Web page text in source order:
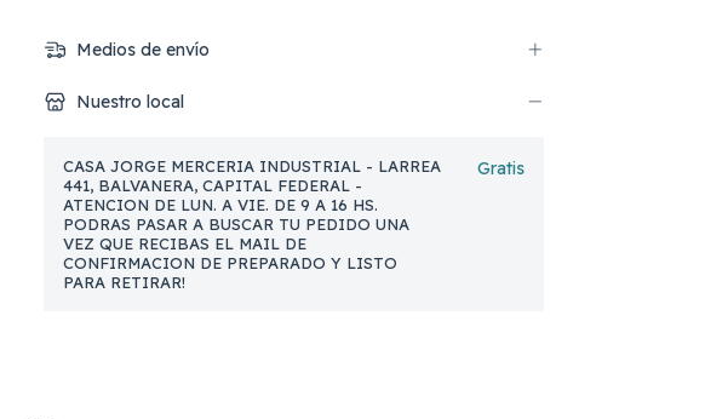
Medios de envío
Nuestro local
CASA JORGE MERCERIA INDUSTRIAL - LARREA
441, BALVANERA, CAPITAL FEDERAL -
ATENCION DE LUN. A VIE. DE 9 A 16 HS.
PODRAS PASAR A BUSCAR TU PEDIDO UNA
VEZ QUE RECIBAS EL MAIL DE
CONFIRMACION DE PREPARADO Y LISTO
PARA RETIRAR!
Gratis